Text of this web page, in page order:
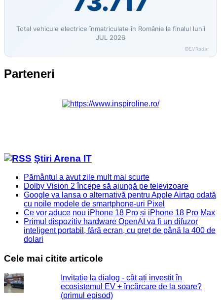
Total vehicule electrice înmatriculate în România la finalul lunii
JUL 2026
©EVRadar
Parteneri
Știri Arena IT
Pământul a avut zile mult mai scurte
Dolby Vision 2 începe să ajungă pe televizoare
Google va lansa o alternativă pentru Apple Airtag odată
cu noile modele de smartphone-uri Pixel
Ce vor aduce nou iPhone 18 Pro și iPhone 18 Pro Max
Primul dispozitiv hardware OpenAI va fi un difuzor
inteligent portabil, fără ecran, cu preț de până la 400 de
dolari
Cele mai citite articole
Invitație la dialog - cât ați investit în
ecosistemul EV + încărcare de la soare?
(primul episod)